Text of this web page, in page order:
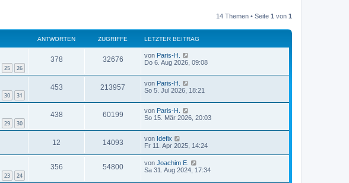
14 Themen • Seite 1 von 1
ANTWORTEN ZUGRIFFE LETZTER BEITRAG
25 26
378 32676 von Paris-H.
Do 6. Aug 2026, 09:08
30 31
453 213957 von Paris-H.
So 5. Jul 2026, 18:21
29 30
438 60199 von Paris-H.
So 15. Mär 2026, 20:03
12 14093 von Idefix
Fr 11. Apr 2025, 14:24
23 24
356 54800 von Joachim E.
Sa 31. Aug 2024, 17:34